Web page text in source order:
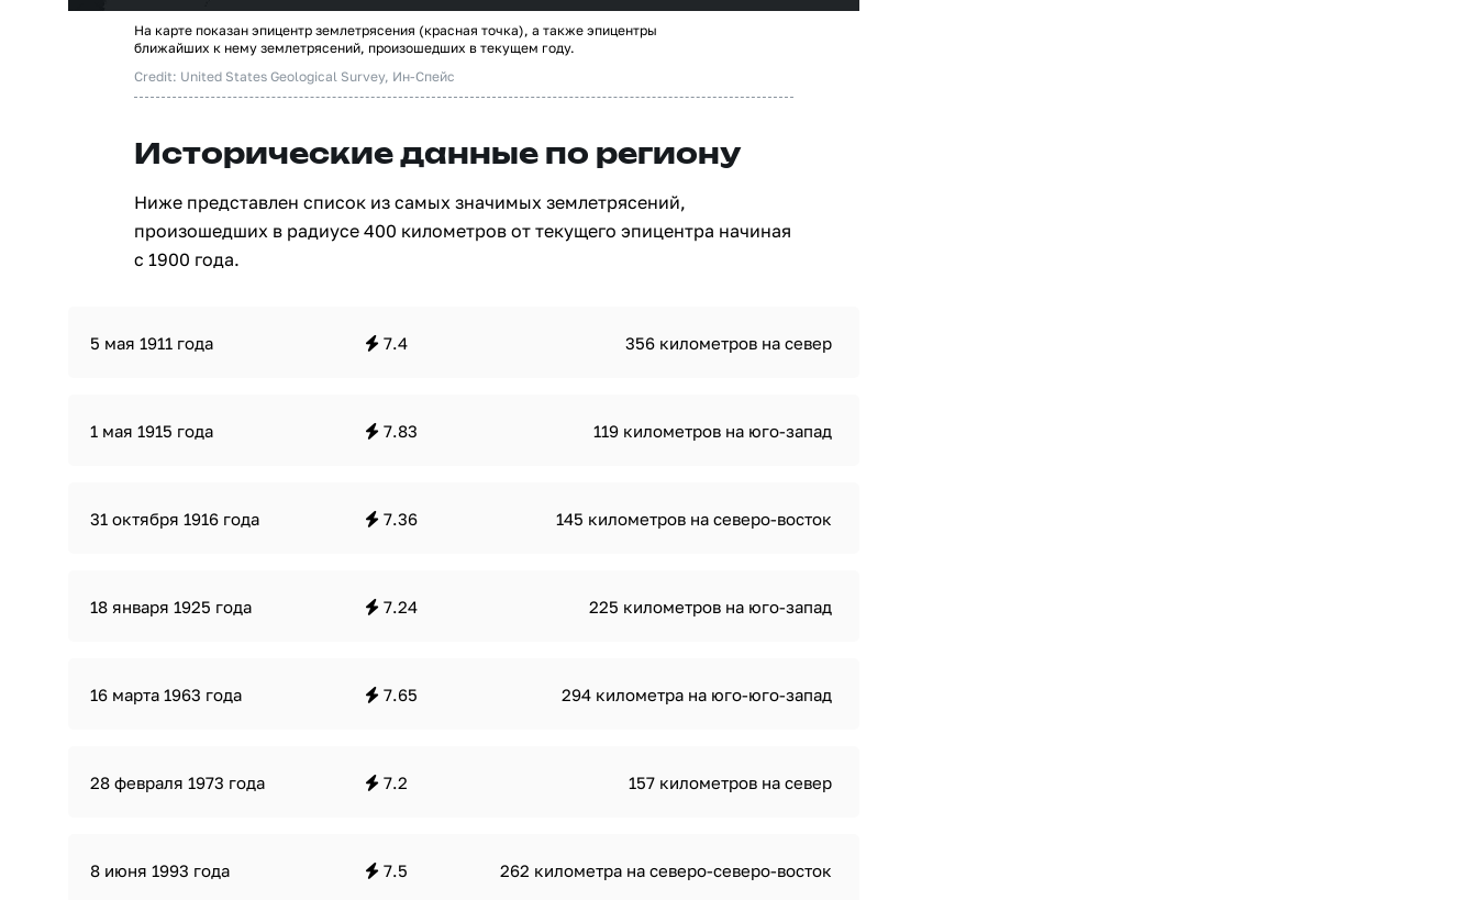
На карте показан эпицентр землетрясения (красная точка), а также эпицентры
ближайших к нему землетрясений, произошедших в текущем году.
Credit: United States Geological Survey, Ин-Спейс
Исторические данные по региону
Ниже представлен список из самых значимых землетрясений,
произошедших в радиусе 400 километров от текущего эпицентра начиная
с 1900 года.
5 мая 1911 года 7.4 356 километров на север
1 мая 1915 года 7.83 119 километров на юго-запад
31 октября 1916 года 7.36 145 километров на северо-восток
18 января 1925 года 7.24 225 километров на юго-запад
16 марта 1963 года 7.65 294 километра на юго-юго-запад
28 февраля 1973 года 7.2 157 километров на север
8 июня 1993 года 7.5 262 километра на северо-северо-восток